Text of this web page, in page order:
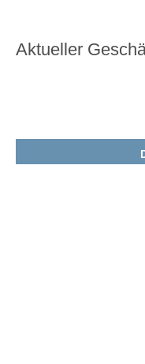
Aktueller